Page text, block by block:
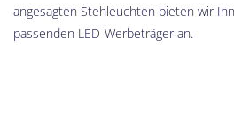
angesagten Stehleuchten bieten wir
passenden LED-Werbeträger an.